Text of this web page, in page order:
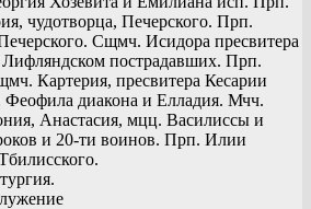
чудотворца, Печерского. Прп.
Сщмч. Исидора пресвитера
пострадавших. Прп.
Картерия, пресвитера Кесарии
диакона и Елладия. Мчч.
Анастасия, мцц. Василиссы и
и 20-ти воинов. Прп. Илии